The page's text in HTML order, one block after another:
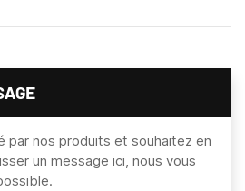
par nos produits et souhaitez en
un message ici, nous vous